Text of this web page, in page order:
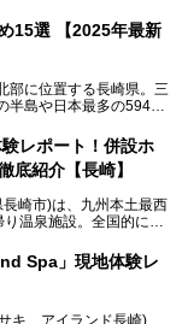
リゾーツ株式会社【P
に注目されています。
である筆者が現地体
途有料のプレミアムサウ
15選 【2025年最新
部に位置する長崎県。三
島や日本最多の594も
崎ならではの景観を存分
。眺望自慢が多い長崎
レポート！併設ホ
底紹介【長崎】
長崎市)は、九州本土最西
温泉施設。全国的にも
す。
ライターである筆者が
Spa」現地体験レ
キ、アイランド長崎)